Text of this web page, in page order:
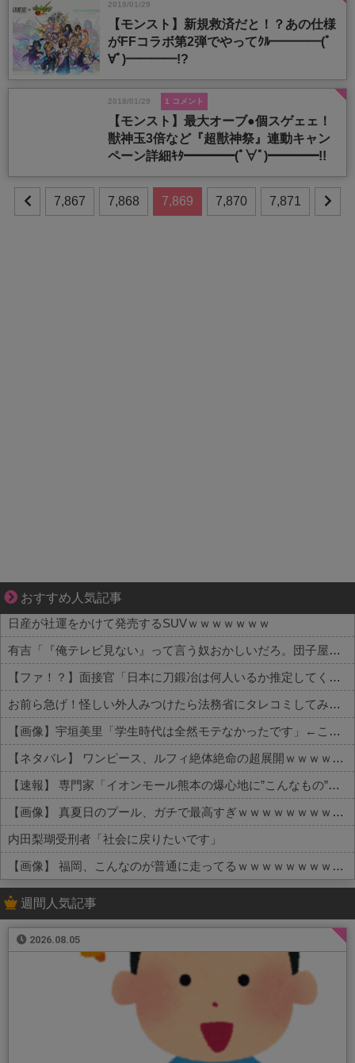
2018/01/29
【モンスト】新規救済だと！？あの仕様
がFFコラボ第2弾でやってｸﾙ━━━━(ﾟ
∀ﾟ)━━━━!?
2018/01/29 1 コメント
【モンスト】最大オーブ●個スゲェェ！
獣神玉3倍など『超獣神祭』連動キャン
ペーン詳細ｷﾀ━━━━(ﾟ∀ﾟ)━━━━!!
7,867 7,868 7,869 7,870 7,871
おすすめ人気記事
三十路女子×後輩男子、近づく心とすれ違い
日産が社運をかけて発売するSUVｗｗｗｗｗｗｗ
有吉「『俺テレビ見ない』って言う奴おかしいだろ。団子屋で『団子食べない』って言うか？」
【ファ！？】面接官「日本に刀鍛冶は何人いるか推定してください」 俺「188人です」 面接官「どういう風に考えましたか？」 俺「知ってました」→この後『こう』なったんだがマジで納得いかない！！！！！
お前ら急げ！怪しい外人みつけたら法務省にタレコミしてみろ！意外と仕事するぞ？
【画像】宇垣美里「学生時代は全然モテなかったです」←これほんまかぁ？w w w w w w w w
【ネタバレ】 ワンピース、ルフィ絶体絶命の超展開ｗｗｗｗｗｗｗｗｗｗｗｗｗｗｗｗｗｗｗｗｗｗｗｗｗｗｗｗｗｗｗｗｗｗｗｗｗｗｗｗｗｗｗｗｗ...
【速報】 専門家「イオンモール熊本の爆心地に”こんなもの”があったんだけど…」
【画像】 真夏日のプール、ガチで最高すぎｗｗｗｗｗｗｗｗｗｗ
内田梨瑚受刑者「社会に戻りたいです」
【画像】 福岡、こんなのが普通に走ってるｗｗｗｗｗｗｗｗｗｗｗｗｗｗｗｗ
Powered by livedoor 相互RSS
週間人気記事
2026.08.05